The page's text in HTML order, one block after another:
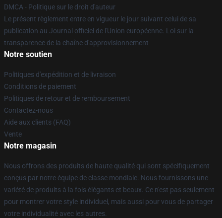
DMCA - Politique sur le droit d'auteur
Le présent règlement entre en vigueur le jour suivant celui de sa
publication au Journal officiel de l'Union européenne. Loi sur la
transparence de la chaîne d'approvisionnement
Notre soutien
Politiques d'expédition et de livraison
Conditions de paiement
Politiques de retour et de remboursement
Contactez-nous
Aide aux clients (FAQ)
Vente
Notre magasin
Nous offrons des produits de haute qualité qui sont spécifiquement
conçus par notre équipe de classe mondiale. Nous fournissons une
variété de produits à la fois élégants et beaux. Ce n'est pas seulement
pour montrer votre style individuel, mais aussi pour vous de partager
votre individualité avec les autres.